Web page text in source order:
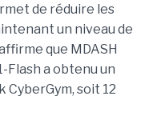
de réduire les
un niveau de
que MDASH
Flash a obtenu un
CyberGym, soit 12